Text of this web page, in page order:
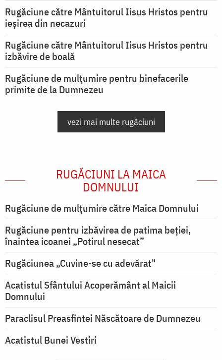
Rugăciune către Mântuitorul Iisus Hristos pentru
ieşirea din necazuri
Rugăciune către Mântuitorul Iisus Hristos pentru
izbăvire de boală
Rugăciune de mulțumire pentru binefacerile
primite de la Dumnezeu
vezi mai multe rugăciuni
RUGĂCIUNI LA MAICA
DOMNULUI
Rugăciune de mulţumire către Maica Domnului
Rugăciune pentru izbăvirea de patima beției,
înaintea icoanei „Potirul nesecat”
Rugăciunea „Cuvine-se cu adevărat"
Acatistul Sfântului Acoperământ al Maicii
Domnului
Paraclisul Preasfintei Născătoare de Dumnezeu
Acatistul Bunei Vestiri